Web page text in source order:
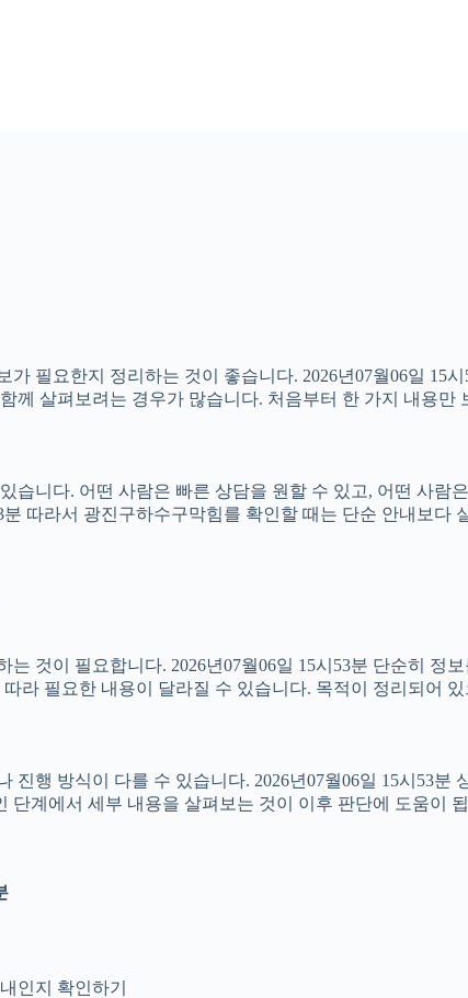
필요한지 정리하는 것이 좋습니다. 2026년07월06일 15
께 살펴보려는 경우가 많습니다. 처음부터 한 가지 내용
습니다. 어떤 사람은 빠른 상담을 원할 수 있고, 어떤 사람
따라서 광진구하수구막힘를 확인할 때는 단순 안내보
것이 필요합니다. 2026년07월06일 15시53분 단순히 정
라 필요한 내용이 달라질 수 있습니다. 목적이 정리되어
행 방식이 다를 수 있습니다. 2026년07월06일 15시53
계에서 세부 내용을 살펴보는 것이 이후 판단에 도움이
인지 확인하기